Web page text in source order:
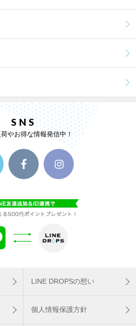
SNS
やお得な情報発信中！
LINE DROPSの想い
個人情報保護方針